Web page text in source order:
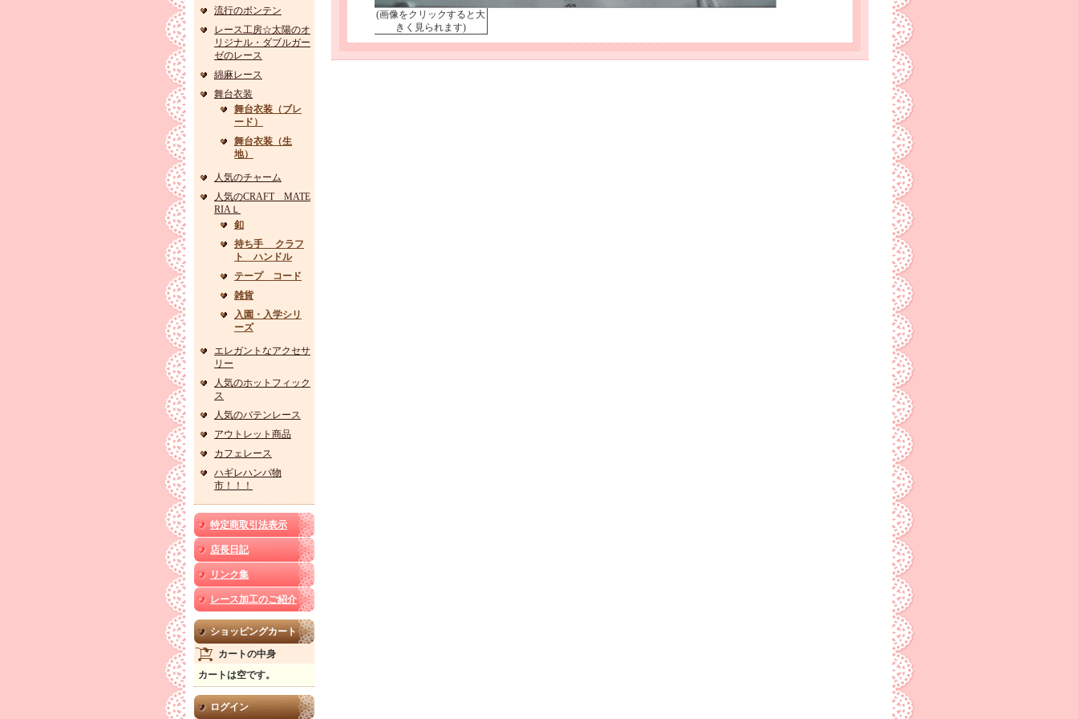
流行のボンテン
レース工房☆太陽のオ
リジナル・ダブルガー
ゼのレース
綿麻レース
舞台衣装
舞台衣装（ブレ
ード）
舞台衣装（生
地）
人気のチャーム
人気のCRAFT MATE
RIAＬ
釦
持ち手 クラフ
ト ハンドル
テープ コード
雑貨
入園・入学シリ
ーズ
エレガントなアクセサ
リー
人気のホットフィック
ス
人気のバテンレース
アウトレット商品
カフェレース
ハギレハンパ物
市！！！
特定商取引法表示
店長日記
リンク集
レース加工のご紹介
ショッピングカート
カートの中身
カートは空です。
ログイン
(画像をクリックすると大
きく見られます)